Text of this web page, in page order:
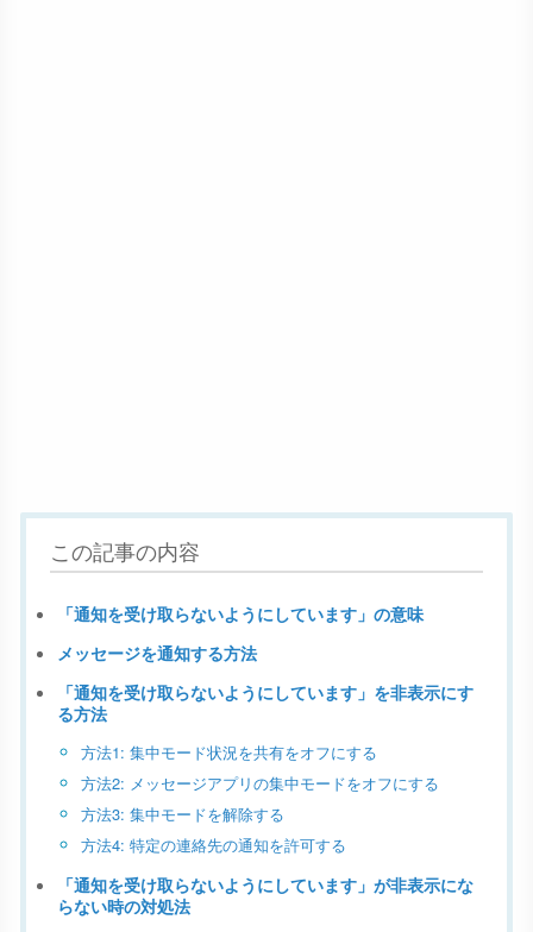
この記事の内容
「通知を受け取らないようにしています」の意味
メッセージを通知する方法
「通知を受け取らないようにしています」を非表示にす
る方法
方法1: 集中モード状況を共有をオフにする
方法2: メッセージアプリの集中モードをオフにする
方法3: 集中モードを解除する
方法4: 特定の連絡先の通知を許可する
「通知を受け取らないようにしています」が非表示にな
らない時の対処法